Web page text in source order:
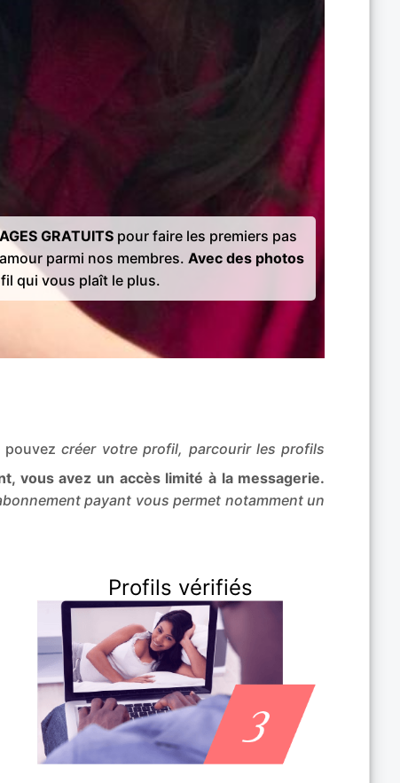
GRATUITS pour faire les premiers pas
parmi nos membres.Avec des photos
qui vous plaît le plus.
pouvezcréer votre profil, parcourir les profils
vous avez un accès limité à la messagerie.
payant vous permet notamment un
Profils vérifiés